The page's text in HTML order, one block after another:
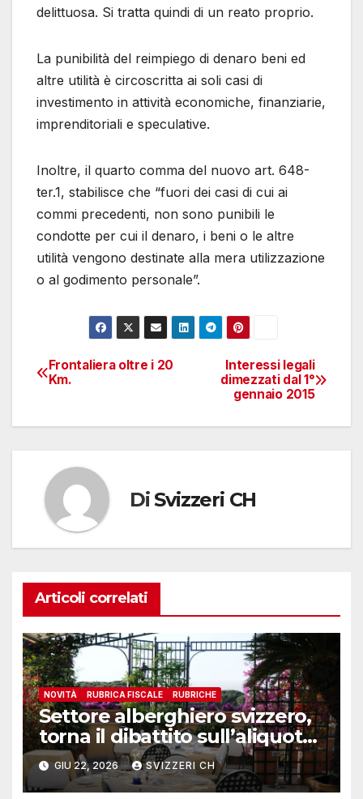
delittuosa. Si tratta quindi di un reato proprio.
La punibilità del reimpiego di denaro beni ed
altre utilità è circoscritta ai soli casi di
investimento in attività economiche, finanziarie,
imprenditoriali e speculative.
Inoltre, il quarto comma del nuovo art. 648-
ter.1, stabilisce che “fuori dei casi di cui ai
commi precedenti, non sono punibili le
condotte per cui il denaro, i beni o le altre
utilità vengono destinate alla mera utilizzazione
o al godimento personale”.
Navigazione
Interessi legali
dimezzati dal 1°
gennaio 2015
Frontaliera oltre i 20
Km.
Di Svizzeri CH
Articoli correlati
NOVITÀ RUBRICA FISCALE RUBRICHE
Settore alberghiero svizzero,
torna il dibattito sull’aliquota
speciale IVA
GIU 22, 2026 SVIZZERI CH